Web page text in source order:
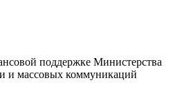
поддержке Министерства
и массовых коммуникаций